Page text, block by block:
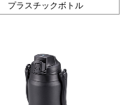
プラスチックボトル